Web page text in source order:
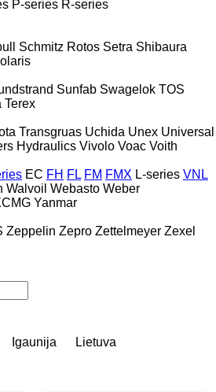
P-series R-series
Schmitz Rotos Setra Shibaura
Sunfab Swagelok TOS
Terex
Transgruas Uchida Unex Universal
Hydraulics Vivolo Voac Voith
EC FH FL FM FMX L-series VNL
Walvoil Webasto Weber
Yanmar
Zeppelin Zepro Zettelmeyer Zexel
Igaunija
Lietuva